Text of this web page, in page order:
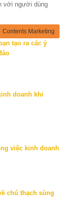
với người dùng
Contents Marketing
tạo ra các ý
doanh khi
việc kinh doanh
chú thạch sùng